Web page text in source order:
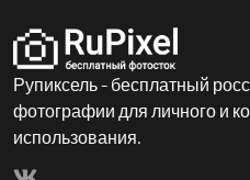
Рупиксель - бесплатный
фотографии для личного и
использования.